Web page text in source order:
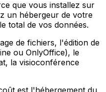
que vous installez sur
un hébergeur de votre
total de vos données.
de fichiers, l'édition de
ou OnlyOffice), le
la visioconférence